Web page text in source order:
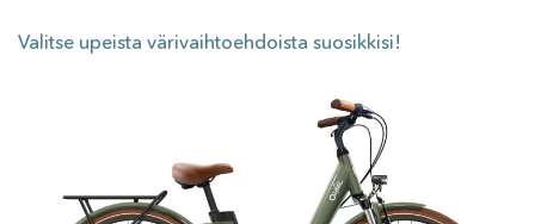
Valitse upeista värivaihtoehdoista suosikkisi!